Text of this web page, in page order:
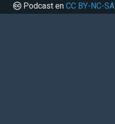
Podcast en CC BY-NC-SA